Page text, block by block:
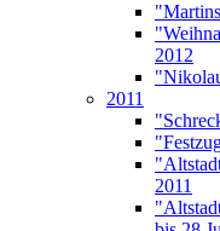
2012
2011
2011